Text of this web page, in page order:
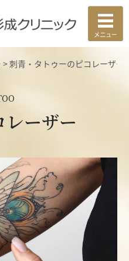
刺青・タトゥーのピコレーザー
ーザー